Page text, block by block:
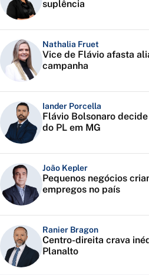
suplência
Nathalia Fruet
Vice de Flávio afasta
campanha
Iander Porcella
Flávio Bolsonaro
do PL em MG
João Kepler
Pequenos negócios
empregos no país
Ranier Bragon
Centro-direita crava
Planalto